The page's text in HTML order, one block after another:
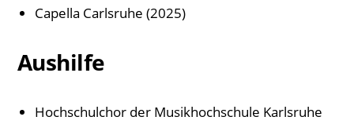
Capella Carlsruhe (2025)
Aushilfe
Hochschulchor der Musikhochschule Karlsruhe